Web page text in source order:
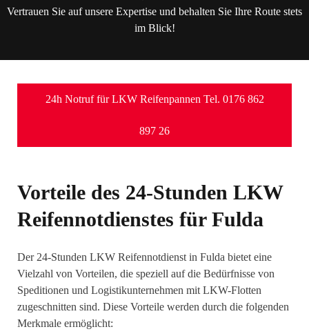
Vertrauen Sie auf unsere Expertise und behalten Sie Ihre Route stets
im Blick!
24h Notruf für LKW Reifenpannen Tel. 0176 862
897 26
Vorteile des 24-Stunden LKW
Reifennotdienstes für Fulda
Der 24-Stunden LKW Reifennotdienst in Fulda bietet eine
Vielzahl von Vorteilen, die speziell auf die Bedürfnisse von
Speditionen und Logistikunternehmen mit LKW-Flotten
zugeschnitten sind. Diese Vorteile werden durch die folgenden
Merkmale ermöglicht: